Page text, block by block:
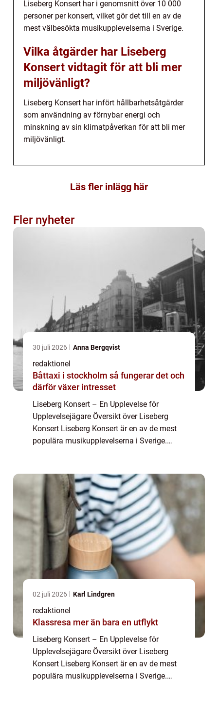
Liseberg Konsert har i genomsnitt över 10 000
personer per konsert, vilket gör det till en av de
mest välbesökta musikupplevelserna i Sverige.
Vilka åtgärder har Liseberg
Konsert vidtagit för att bli mer
miljövänligt?
Liseberg Konsert har infört hållbarhetsåtgärder
som användning av förnybar energi och
minskning av sin klimatpåverkan för att bli mer
miljövänligt.
Läs fler inlägg här
Fler nyheter
30 juli 2026 Anna Bergqvist
redaktionel
Båttaxi i stockholm så fungerar det och
därför växer intresset
Liseberg Konsert – En Upplevelse för
Upplevelsejägare Översikt över Liseberg
Konsert Liseberg Konsert är en av de mest
populära musikupplevelserna i Sverige.
Göteborg...
02 juli 2026 Karl Lindgren
redaktionel
Klassresa mer än bara en utflykt
Liseberg Konsert – En Upplevelse för
Upplevelsejägare Översikt över Liseberg
Konsert Liseberg Konsert är en av de mest
populära musikupplevelserna i Sverige.